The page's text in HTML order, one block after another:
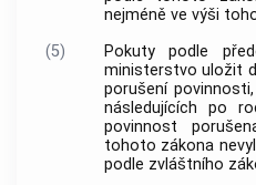
nejméně ve výši
(5)
Pokuty podle
ministerstvo uložit
porušení
následujících po
povinnost
tohoto zákona
podle zvláštního